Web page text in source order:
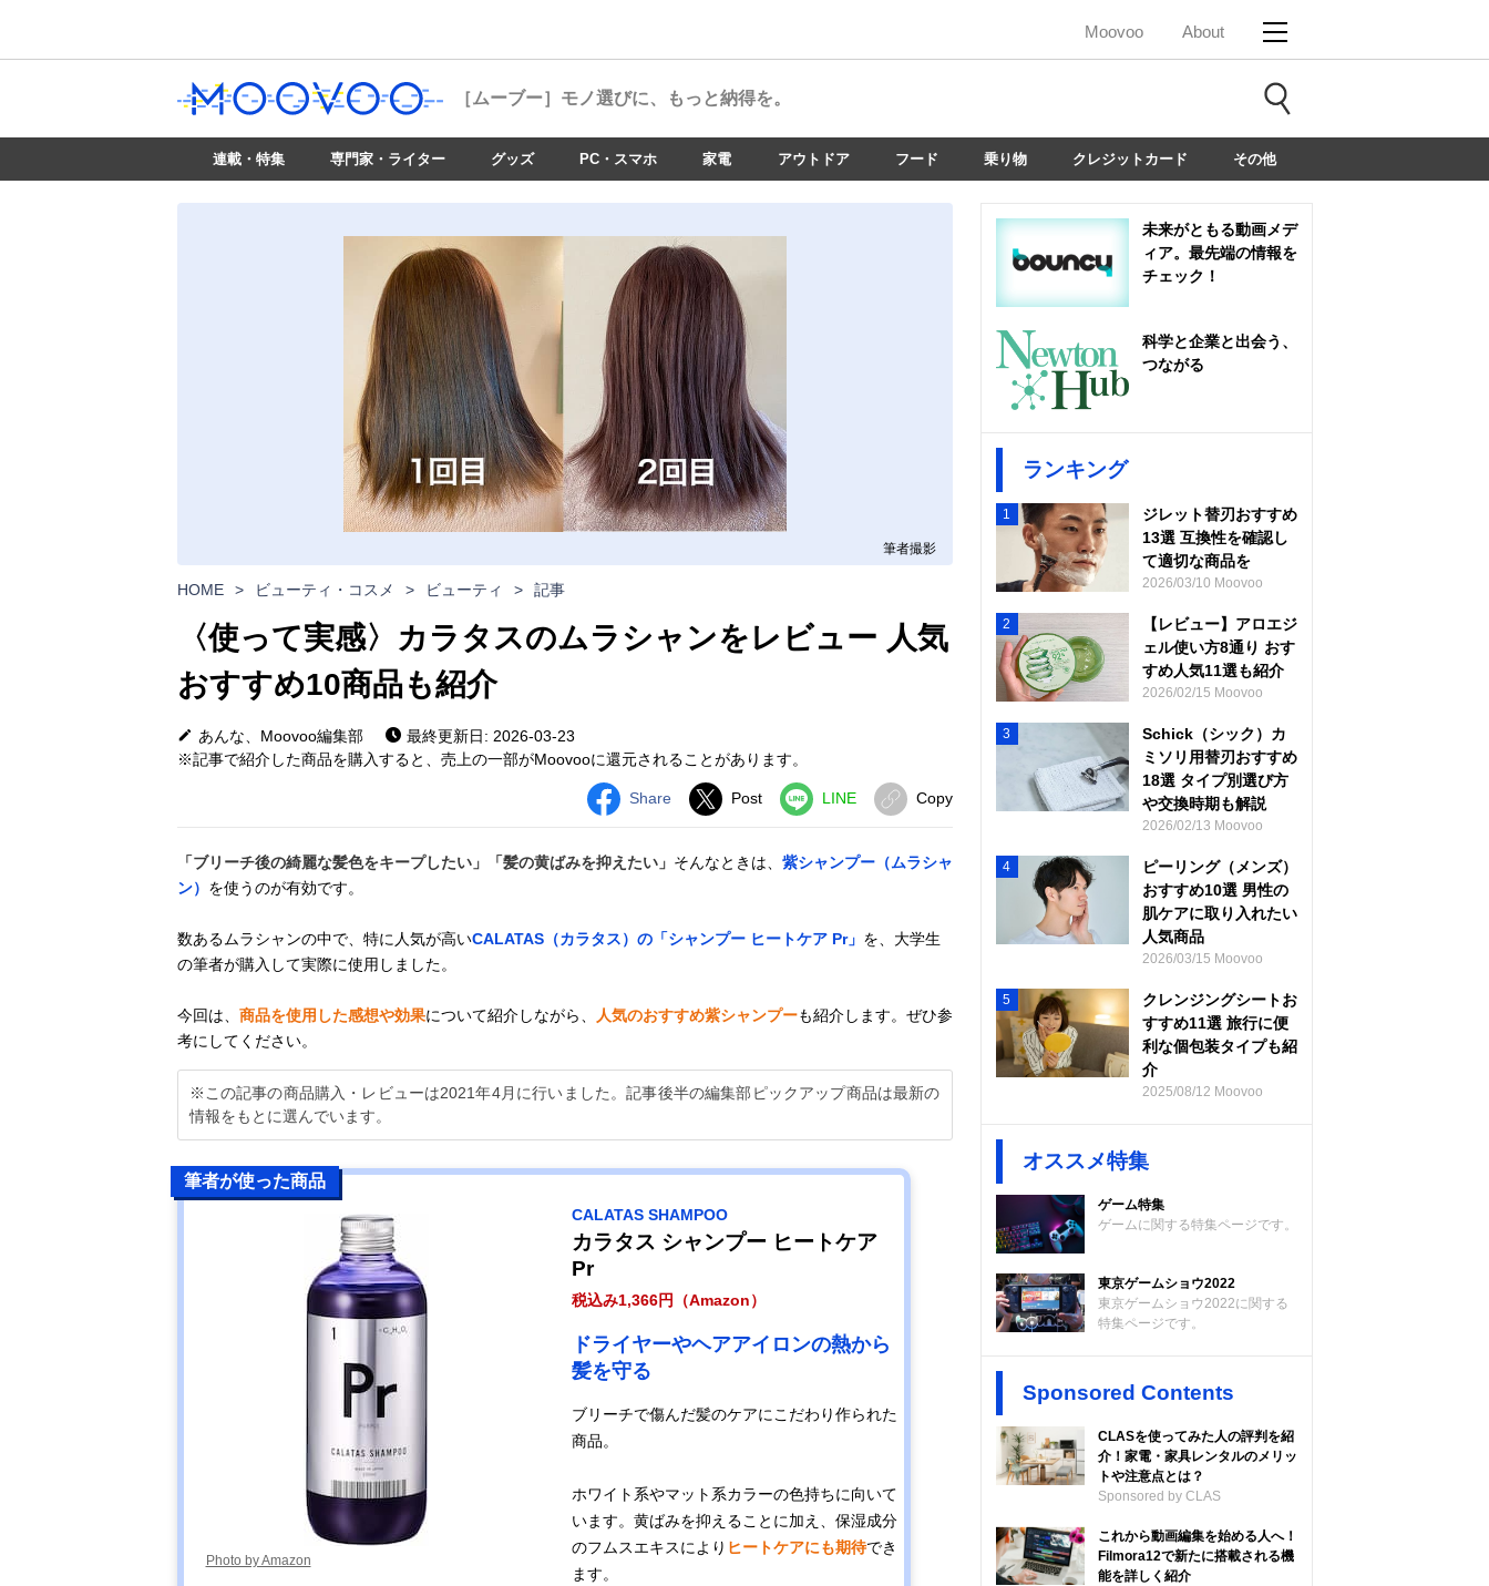
Moovoo About
［ムーブー］ モノ選びに、もっと納得を。
連載・特集 専門家・ライター グッズ PC・スマホ 家電 アウトドア フード 乗り物 クレジットカード その他
筆者撮影
HOME > ビューティ・コスメ > ビューティ > 記事
〈使って実感〉カラタスのムラシャンをレビュー 人気
おすすめ10商品も紹介
あんな、Moovoo編集部
最終更新日: 2026-03-23
※記事で紹介した商品を購入すると、売上の一部がMoovooに還元されることがあります。
Share Post LINE Copy
「ブリーチ後の綺麗な髪色をキープしたい」「髪の黄ばみを抑えたい」 そんなときは、 紫シャンプー（ムラシャ
ン） を使うのが有効です。
数あるムラシャンの中で、特に人気が高いCALATAS（カラタス）の「シャンプー ヒートケア Pr」 を、大学生
の筆者が購入して実際に使用しました。
今回は、 商品を使用した感想や効果について紹介しながら、 人気のおすすめ紫シャンプーも紹介します。ぜひ参
考にしてください。
※この記事の商品購入・レビューは2021年4月に行いました。記事後半の編集部ピックアップ商品は最新の
情報をもとに選んでいます。
筆者が使った商品
Photo by Amazon
CALATAS SHAMPOO
カラタス シャンプー ヒートケア
Pr
税込み1,366円（Amazon）
ドライヤーやヘアアイロンの熱から
髪を守る
ブリーチで傷んだ髪のケアにこだわり作られた
商品。
ホワイト系やマット系カラーの色持ちに向いて
います。黄ばみを抑えることに加え、保湿成分
のフムスエキスにより ヒートケアにも期待でき
ます。
未来がともる動画メデ
ィア。最先端の情報を
チェック！
科学と企業と出会う、
つながる
ランキング
1
ジレット替刃おすすめ
13選 互換性を確認し
て適切な商品を
2026/03/10 Moovoo
2
【レビュー】アロエジ
ェル使い方8通り おす
すめ人気11選も紹介
2026/02/15 Moovoo
3
Schick（シック）カ
ミソリ用替刃おすすめ
18選 タイプ別選び方
や交換時期も解説
2026/02/13 Moovoo
4
ピーリング（メンズ）
おすすめ10選 男性の
肌ケアに取り入れたい
人気商品
2026/03/15 Moovoo
5
クレンジングシートお
すすめ11選 旅行に便
利な個包装タイプも紹
介
2025/08/12 Moovoo
オススメ特集
ゲーム特集
ゲームに関する特集ページです。
東京ゲームショウ2022
東京ゲームショウ2022に関する
特集ページです。
Sponsored Contents
CLASを使ってみた人の評判を紹
介！家電・家具レンタルのメリッ
トや注意点とは？
Sponsored by CLAS
これから動画編集を始める人へ！
Filmora12で新たに搭載される機
能を詳しく紹介